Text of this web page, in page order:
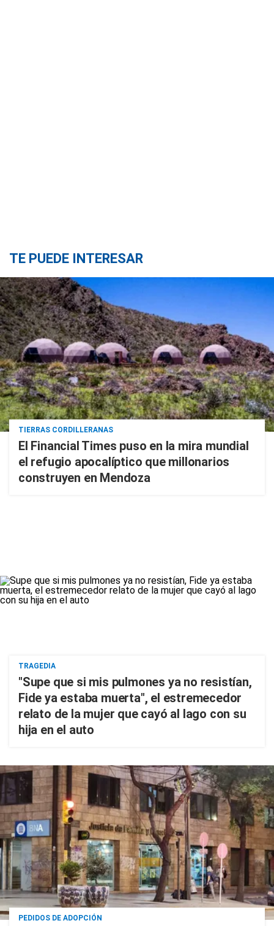
TE PUEDE INTERESAR
TIERRAS CORDILLERANAS
El Financial Times puso en la mira mundial
el refugio apocalíptico que millonarios
construyen en Mendoza
TRAGEDIA
"Supe que si mis pulmones ya no resistían,
Fide ya estaba muerta", el estremecedor
relato de la mujer que cayó al lago con su
hija en el auto
PEDIDOS DE ADOPCIÓN